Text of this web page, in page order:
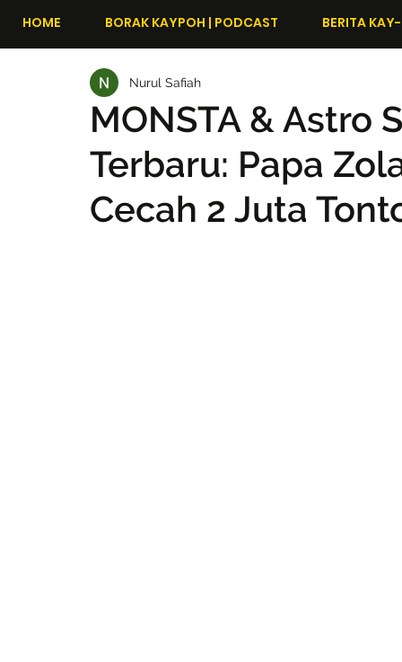
HOME BORAK KAYPOH | PODCAST BERITA
MONSTA & Astro
Terbaru: Papa
Cecah 2 Juta
Nurul Safiah